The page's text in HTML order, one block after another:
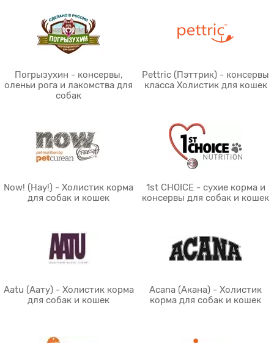
Погрызухин - консервы,
оленьи рога и лакомства для
собак
Pettric (Пэттрик) - консервы
класса Холистик для кошек
Now! (Нау!) - Холистик корма
для собак и кошек
1st CHOICE - сухие корма и
консервы для собак и кошек
Aatu (Аату) - Холистик корма
для собак и кошек
Acana (Акана) - Холистик
корма для собак и кошек